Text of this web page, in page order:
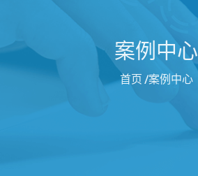
案例中心
首页 /案例中心